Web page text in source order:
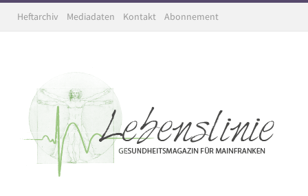
Heftarchiv Mediadaten Kontakt Abonnement